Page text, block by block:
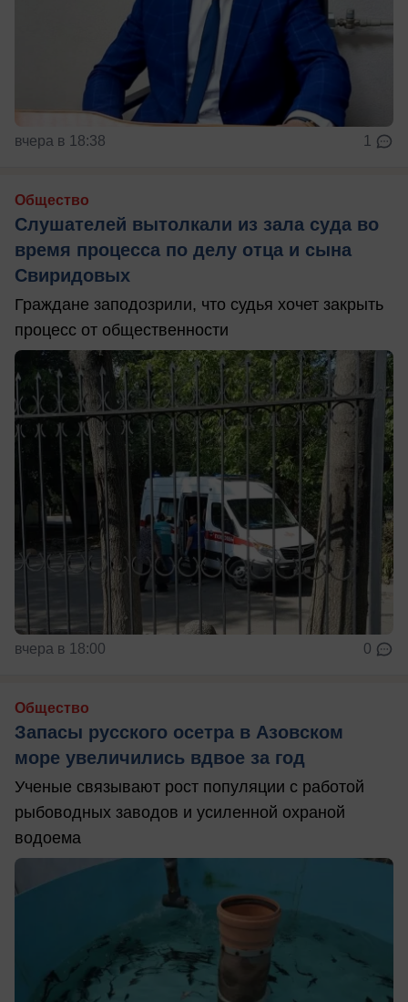
вчера в 18:38 1
Общество
Слушателей вытолкали из зала суда во
время процесса по делу отца и сына
Свиридовых
Граждане заподозрили, что судья хочет закрыть
процесс от общественности
вчера в 18:00 0
Общество
Запасы русского осетра в Азовском
море увеличились вдвое за год
Ученые связывают рост популяции с работой
рыбоводных заводов и усиленной охраной
водоема